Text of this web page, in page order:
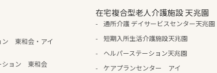
ン 東和会・アイ
ション 東和会
在宅複合型老人介護施設 天兆園
通所介護 デイサービスセンター天兆園
短期入所生活介護施設天兆園
ヘルパーステーション天兆園
ケアプランセンター アイ